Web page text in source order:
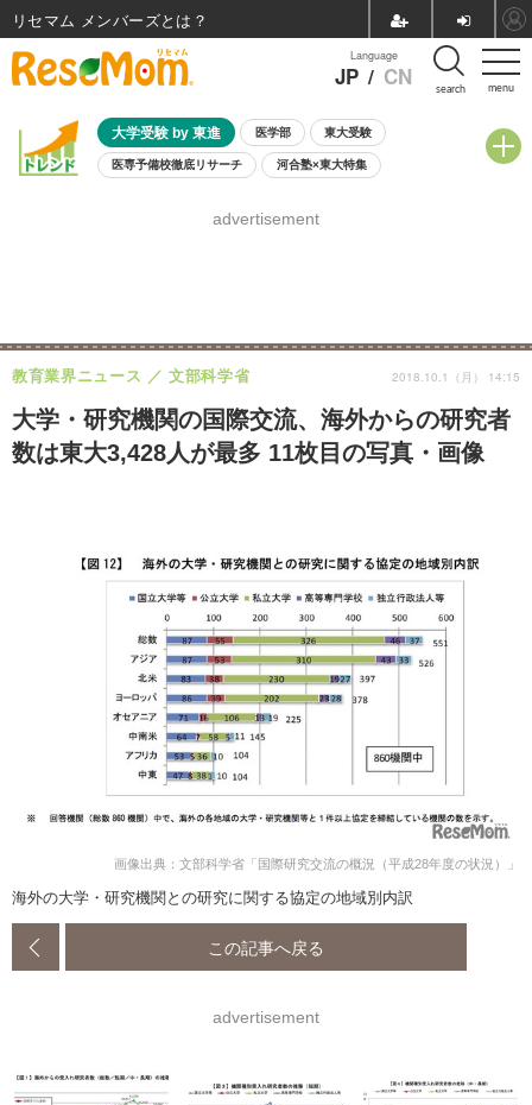
menu
Language
JP / CN search
大学受験 by 東進 医学部 東大受験
医専予備校徹底リサーチ 河合塾×東大特集
8月開催学校説明会・相談会
advertisement
大学・研究機関の国際交流、海外からの研究者
数は東大3,428人が最多 11枚目の写真・画像
教育業界ニュース 文部科学省 2018.10.1（月） 14:15
画像出典：文部科学省「国際研究交流の概況（平成28年度の状況）」
海外の大学・研究機関との研究に関する協定の地域別内訳
この記事へ戻る
advertisement
リセマム メンバーズ